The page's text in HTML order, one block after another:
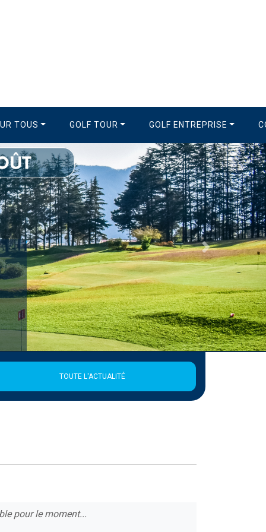
TOUS GOLF TOUR GOLF ENTREPRISE
Suivant
TOUTE L'ACTUALITÉ
pour le moment...